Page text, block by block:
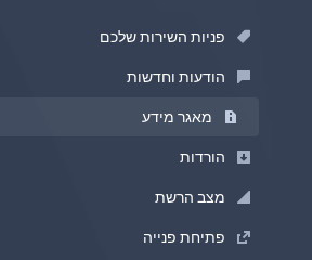
פניות השירות שלכם
הודעות וחדשות
מאגר מידע
הורדות
מצב הרשת
פתיחת פנייה